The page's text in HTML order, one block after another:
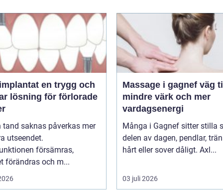
en trygg och
lösning för förlorade
tand saknas påverkas mer
utseendet.
försämras,
förändras och m...
Massage i gagnef väg till
mindre värk och mer
vardagsenergi
Många i Gagnef sitter stilla
delen av dagen, pendlar,
hårt eller sover dåligt. Axl...
03 juli 2026